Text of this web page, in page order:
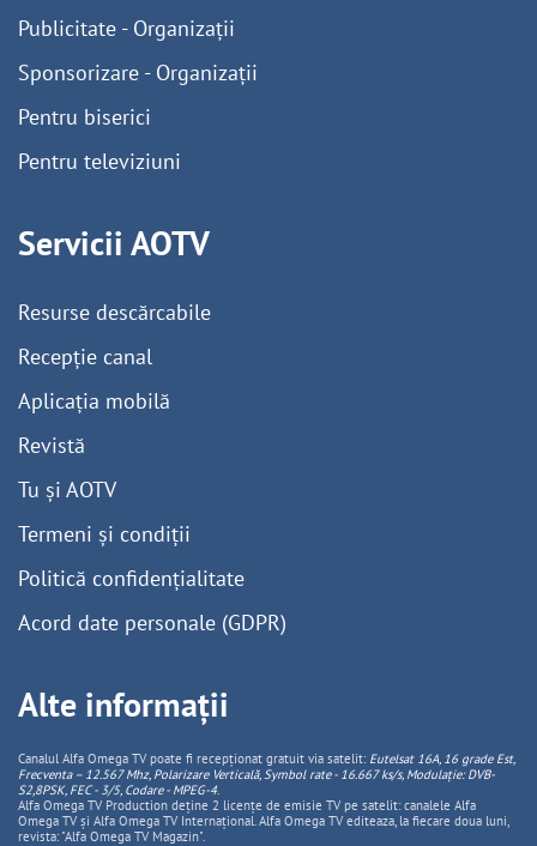
Publicitate - Organizații
Sponsorizare - Organizații
Pentru biserici
Pentru televiziuni
Servicii AOTV
Resurse descărcabile
Recepție canal
Aplicația mobilă
Revistă
Tu și AOTV
Termeni și condiții
Politică confidențialitate
Acord date personale (GDPR)
Alte informații
Canalul Alfa Omega TV poate fi recepționat gratuit via satelit: Eutelsat 16A, 16 grade Est,
Frecventa – 12.567 Mhz, PolarizareVerticală, Symbol rate - 16.667 ks/s, Modulație: DVB-
S2,8PSK, FEC - 3/5, Codare - MPEG-4.
Alfa Omega TV Production deține 2 licențe de emisie TV pe satelit: canalele Alfa
Omega TV și Alfa Omega TV Internațional. Alfa Omega TV editeaza, la fiecare doua luni,
revista: "Alfa Omega TV Magazin".